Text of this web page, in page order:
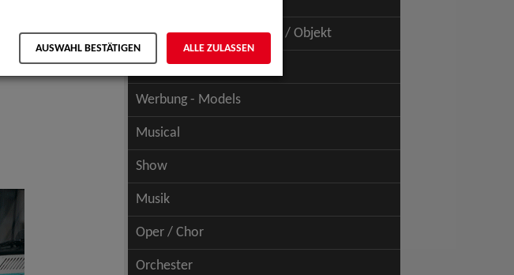
Schauspiel - Figur / Puppe / Objekt
Werbung - Talents
Werbung - Models
Musical
Show
Musik
Oper / Chor
Orchester
AUSWAHL BESTÄTIGEN ALLE ZULASSEN